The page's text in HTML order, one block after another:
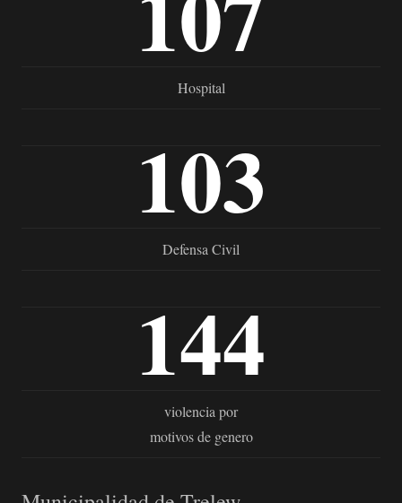
Hospital
103
Defensa Civil
144
violencia por
motivos de genero